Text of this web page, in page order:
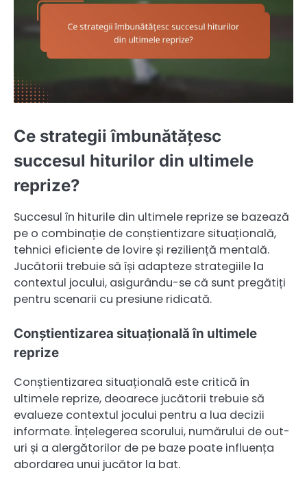
Ce strategii îmbunătățesc
succesul hiturilor din ultimele
reprize?
Succesul în hiturile din ultimele reprize se bazează
pe o combinație de conștientizare situațională,
tehnici eficiente de lovire și reziliență mentală.
Jucătorii trebuie să își adapteze strategiile la
contextul jocului, asigurându-se că sunt pregătiți
pentru scenarii cu presiune ridicată.
Conștientizarea situațională în ultimele
reprize
Conștientizarea situațională este critică în
ultimele reprize, deoarece jucătorii trebuie să
evalueze contextul jocului pentru a lua decizii
informate. Înțelegerea scorului, numărului de out-
uri și a alergătorilor de pe baze poate influența
abordarea unui jucător la bat.